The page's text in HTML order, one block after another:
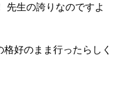
先生の誇りなのですよ
好のまま行ったらしく